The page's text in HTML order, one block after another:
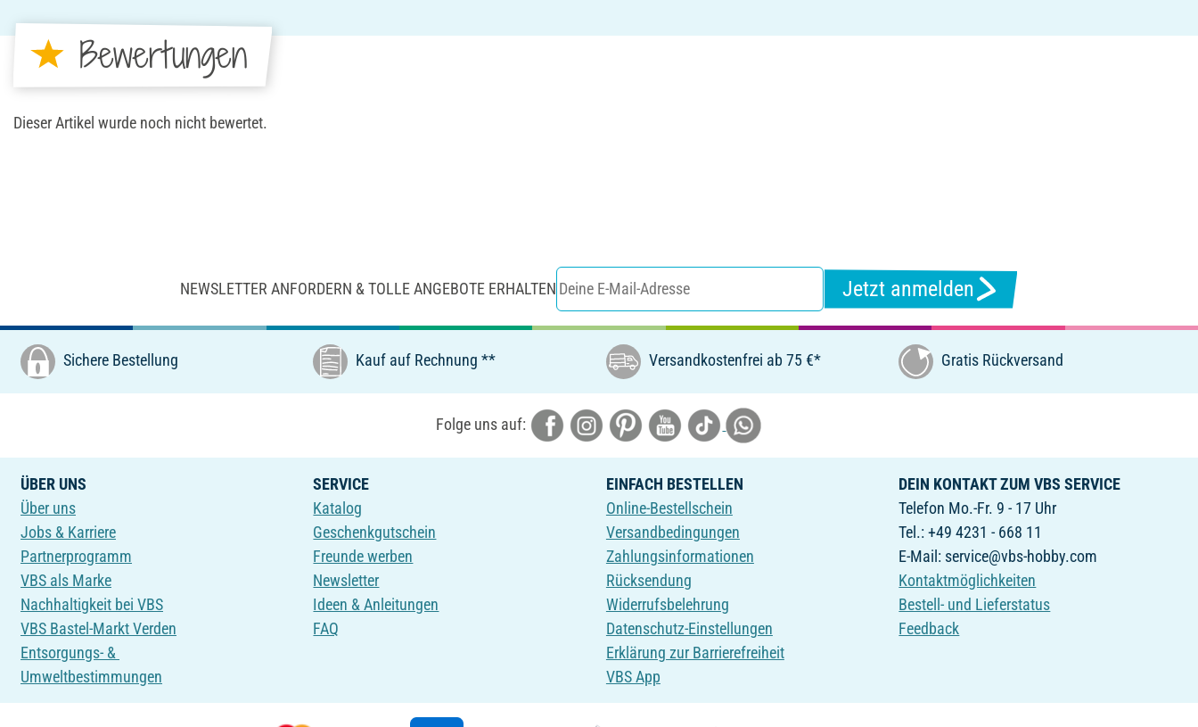
Bewertungen
Dieser Artikel wurde noch nicht bewertet.
NEWSLETTER ANFORDERN & TOLLE ANGEBOTE ERHALTEN Jetzt anmelden
Sichere Bestellung Kauf auf Rechnung ** Versandkostenfrei ab 75 €* Gratis Rückversand
Folge uns auf:
ÜBER UNS
Über uns
Jobs & Karriere
Partnerprogramm
VBS als Marke
Nachhaltigkeit bei VBS
VBS Bastel-Markt Verden
Entsorgungs- &
Umweltbestimmungen
SERVICE
Katalog
Geschenkgutschein
Freunde werben
Newsletter
Ideen & Anleitungen
FAQ
EINFACH BESTELLEN
Online-Bestellschein
Versandbedingungen
Zahlungsinformationen
Rücksendung
Widerrufsbelehrung
Datenschutz-Einstellungen
Erklärung zur Barrierefreiheit
VBS App
DEIN KONTAKT ZUM VBS SERVICE
Telefon Mo.-Fr. 9 - 17 Uhr
Tel.: +49 4231 - 668 11
E-Mail: service@vbs-hobby.com
Kontaktmöglichkeiten
Bestell- und Lieferstatus
Feedback